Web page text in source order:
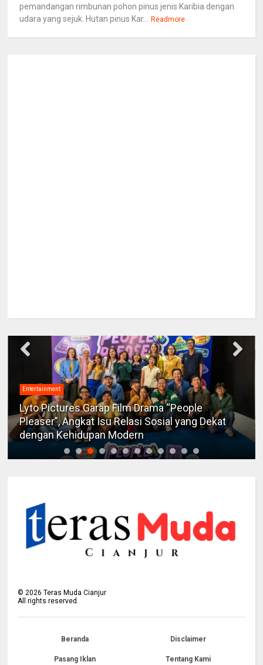
pemandangan rimbunan pohon pinus jenis Karibia dengan
udara yang sejuk. Hutan pinus Kar... Readmore
Entertainment
Lyto Pictures Garap Film Drama “People
Pleaser”, Angkat Isu Relasi Sosial yang Dekat
dengan Kehidupan Modern
©2026 Teras Muda Cianjur
All rights reserved.
Beranda Disclaimer
Pasang Iklan Tentang Kami